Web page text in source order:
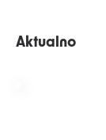
Aktualno